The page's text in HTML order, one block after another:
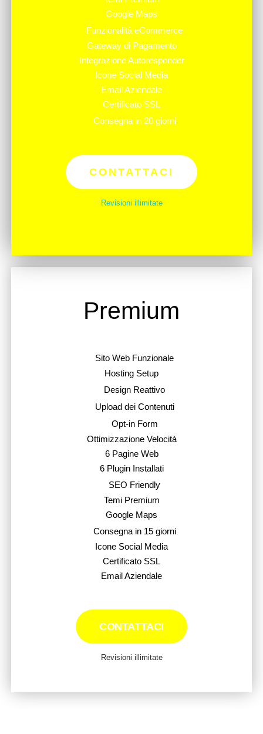
Google Maps
Funzionalità eCommerce
Gateway di Pagamento
Integrazione Autoresponder
Icone Social Media
Email Aziendale
Certificato SSL
Consegna in 20 giorni
CONTATTACI
Revisioni illimitate
Premium
Sito Web Funzionale
Hosting Setup
Design Reattivo
Upload dei Contenuti
Opt-in Form
Ottimizzazione Velocità
6 Pagine Web
6 Plugin Installati
SEO Friendly
Temi Premium
Google Maps
Consegna in 15 giorni
Icone Social Media
Certificato SSL
Email Aziendale
CONTATTACI
Revisioni illimitate